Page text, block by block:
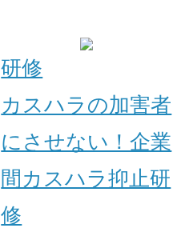
研修
カスハラの加害者
にさせない！企業
間カスハラ抑止研
修